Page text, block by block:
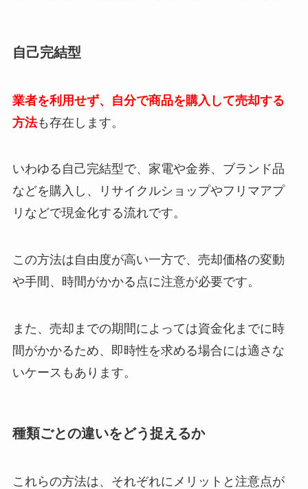
自己完結型
業者を利用せず、自分で商品を購入して売却する
方法も存在します。
いわゆる自己完結型で、家電や金券、ブランド品
などを購入し、リサイクルショップやフリマアプ
リなどで現金化する流れです。
この方法は自由度が高い一方で、売却価格の変動
や手間、時間がかかる点に注意が必要です。
また、売却までの期間によっては資金化までに時
間がかかるため、即時性を求める場合には適さな
いケースもあります。
種類ごとの違いをどう捉えるか
これらの方法は、それぞれにメリットと注意点が